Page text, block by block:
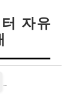
자유